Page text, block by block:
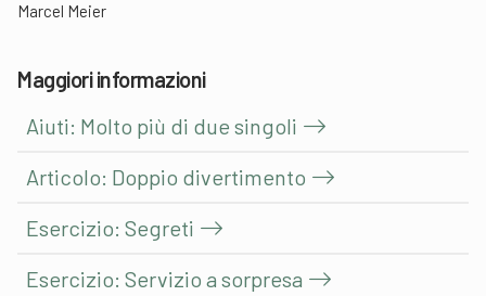
Marcel Meier
Maggiori informazioni
Aiuti: Molto più di due singoli
Articolo: Doppio divertimento
Esercizio: Segreti
Esercizio: Servizio a sorpresa